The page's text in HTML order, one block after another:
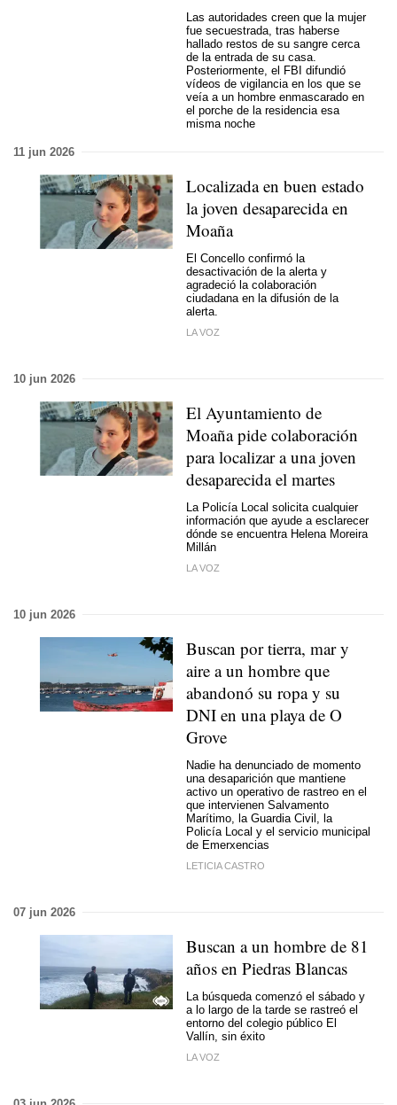
Las autoridades creen que la mujer
fue secuestrada, tras haberse
hallado restos de su sangre cerca
de la entrada de su casa.
Posteriormente, el FBI difundió
vídeos de vigilancia en los que se
veía a un hombre enmascarado en
el porche de la residencia esa
misma noche
11 jun 2026
Localizada en buen estado
la joven desaparecida en
Moaña
El Concello confirmó la
desactivación de la alerta y
agradeció la colaboración
ciudadana en la difusión de la
alerta.
LA VOZ
10 jun 2026
El Ayuntamiento de
Moaña pide colaboración
para localizar a una joven
desaparecida el martes
La Policía Local solicita cualquier
información que ayude a esclarecer
dónde se encuentra Helena Moreira
Millán
LA VOZ
10 jun 2026
Buscan por tierra, mar y
aire a un hombre que
abandonó su ropa y su
DNI en una playa de O
Grove
Nadie ha denunciado de momento
una desaparición que mantiene
activo un operativo de rastreo en el
que intervienen Salvamento
Marítimo, la Guardia Civil, la
Policía Local y el servicio municipal
de Emerxencias
LETICIA CASTRO
07 jun 2026
Buscan a un hombre de 81
años en Piedras Blancas
La búsqueda comenzó el sábado y
a lo largo de la tarde se rastreó el
entorno del colegio público El
Vallín, sin éxito
LA VOZ